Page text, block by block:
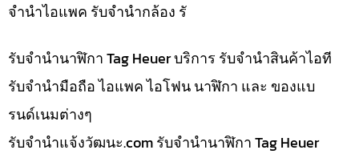
จำนำไอแพค รับจำนำกล้อง รั
รับจำนำนาฬิกา Tag Heuer บริการ รับจำนำสินค้าไอที
รับจำนำมือถือ ไอแพค ไอโฟน นาฬิกา และ ของแบ
รนด์เนมต่างๆ
รับจํานําแจ้งวัฒนะ.com รับจำนำนาฬิกา Tag Heuer